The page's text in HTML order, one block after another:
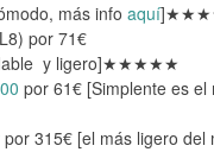
más info aquí
por 71€
y ligero]★★★★★
por 61€ [Simplente es
por 315€ [el más ligero del